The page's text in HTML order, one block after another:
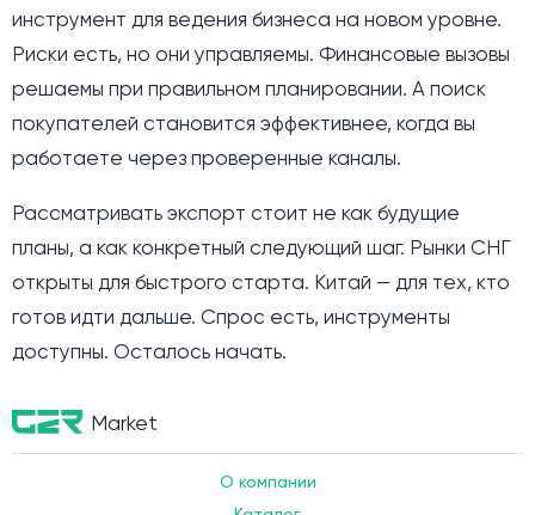
инструмент для ведения бизнеса на новом уровне.
Риски есть, но они управляемы. Финансовые вызовы
решаемы при правильном планировании. А поиск
покупателей становится эффективнее, когда вы
работаете через проверенные каналы.
Рассматривать экспорт стоит не как будущие
планы, а как конкретный следующий шаг. Рынки СНГ
открыты для быстрого старта. Китай — для тех, кто
готов идти дальше. Спрос есть, инструменты
доступны. Осталось начать.
Market
О компании